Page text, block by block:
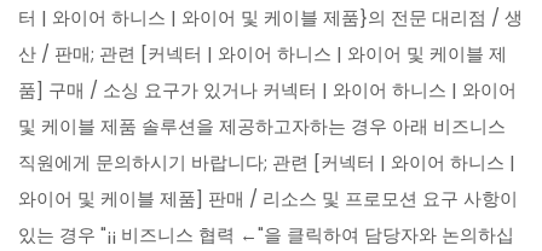
터 | 와이어 하니스 | 와이어 및 케이블 제품}의 전문 대리점 / 생
산 / 판매; 관련 [커넥터 | 와이어 하니스 | 와이어 및 케이블 제
품] 구매 / 소싱 요구가 있거나 커넥터 | 와이어 하니스 | 와이어
및 케이블 제품 솔루션을 제공하고자하는 경우 아래 비즈니스
직원에게 문의하시기 바랍니다; 관련 [커넥터 | 와이어 하니스 |
와이어 및 케이블 제품] 판매 / 리소스 및 프로모션 요구 사항이
있는 경우 "¡¡ 비즈니스 협력 ←"을 클릭하여 담당자와 논의하십